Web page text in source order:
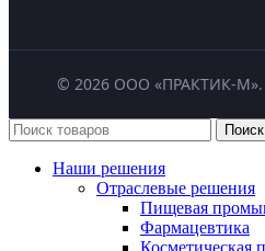
© 2026 ООО «ПРАКТИК-
Поиск
Наши решения
Отраслевые решения
Пищевая
Фармацевтика
Косметическая